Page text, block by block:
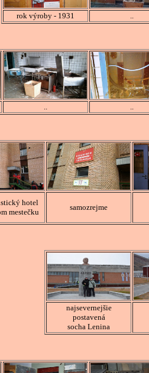
rok výroby - 1931 ..
.. ..
hotel
mestečku
samozrejme
najsevernejšie
postavená
socha Lenina